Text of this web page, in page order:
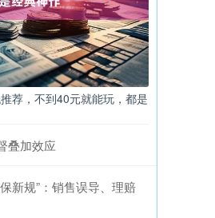
荐，不到40元就能玩，都是
叠加效应
新规”：销售误导、理赔